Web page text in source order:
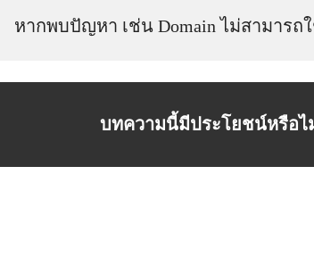
หากพบปัญหา เช่น Domain ไม่สามารถใ
บทความนี้มีประโยชน์หรือไ